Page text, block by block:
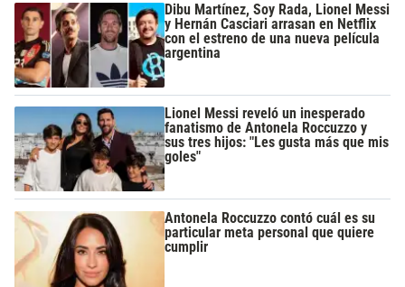
Dibu Martínez, Soy Rada, Lionel Messi
y Hernán Casciari arrasan en Netflix
con el estreno de una nueva película
argentina
Lionel Messi reveló un inesperado
fanatismo de Antonela Roccuzzo y
sus tres hijos: "Les gusta más que mis
goles"
Antonela Roccuzzo contó cuál es su
particular meta personal que quiere
cumplir